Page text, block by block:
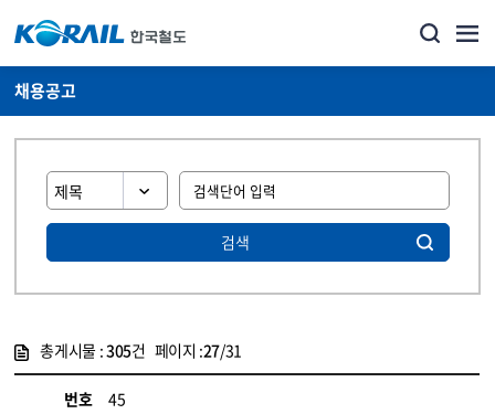
채용공고
검색
총게시물 :305건 페이지 :27/31
번호
45